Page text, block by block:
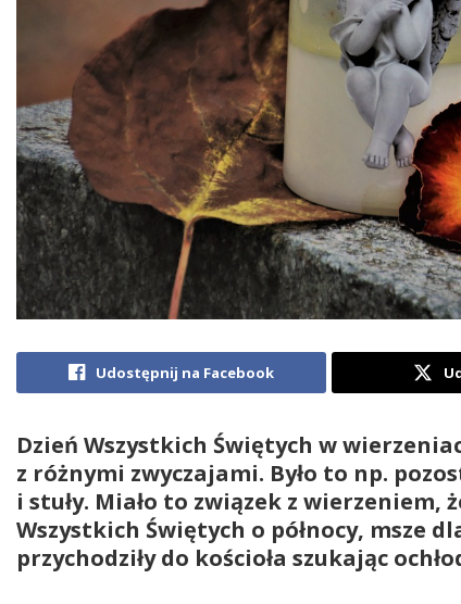
Udostępnij na Facebook
Dzień Wszystkich Świętych w
z różnymi zwyczajami. Było to np.
i stuły. Miało to związek z wierzeniem,
Wszystkich Świętych o północy, msze
przychodziły do kościoła szukając